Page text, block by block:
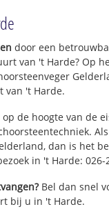
door een
van 't Harde? Op
van 't Harde.
de hoogte van de
dan is het
in 't Harde: 026-
Bel dan snel
bij u in 't Harde.